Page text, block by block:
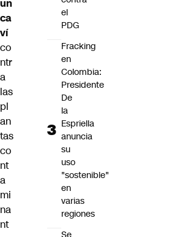
un
ca
ví
co
ntr
a
las
pl
an
tas
co
nt
a
mi
na
nt
el
PDG
Fracking
en
Colombia:
Presidente
De
la
Espriella
anuncia
su
uso
"sostenible"
en
varias
regiones
Se